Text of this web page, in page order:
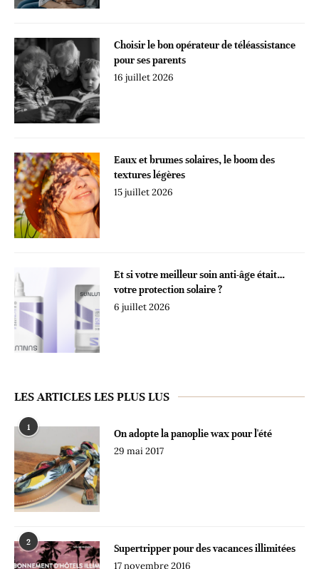
Choisir le bon opérateur de téléassistance
pour ses parents
16 juillet 2026
Eaux et brumes solaires, le boom des
textures légères
15 juillet 2026
Et si votre meilleur soin anti-âge était…
votre protection solaire ?
6 juillet 2026
LES ARTICLES LES PLUS LUS
1
On adopte la panoplie wax pour l'été
29 mai 2017
2
Supertripper pour des vacances illimitées
17 novembre 2016